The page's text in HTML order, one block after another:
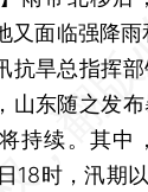
又面临强降
抗旱总指挥
山东随之发
持续。其中
18时，汛期